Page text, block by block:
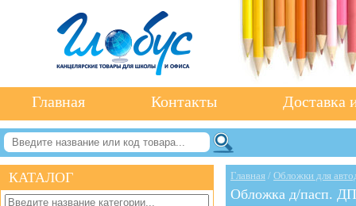
Главная Контакты Доставка
КАТАЛОГ Главная / Обложки для
Обложка д/пасп.